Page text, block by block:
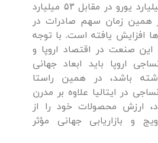
امر می‌باشد(۱۱۵ میلیارد یورو در مقابل ۵۳ میلیارد
همین زمان سهم صادرات در
افزایش یافته است. با توجه
این صنعت در اقتصاد اروپا و
اروپا باید ابعاد جهانی
باشد، در همین راستا
در ایتالیا علاوه بر مدرن
ارزش محصولات خود را از
و بازاریابی جهانی مؤثر